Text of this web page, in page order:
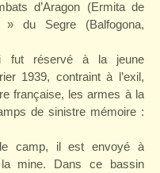
d’Aragon (Ermita de
du Segre (Balfogona,
fut réservé à la jeune
1939, contraint à l’exil,
française, les armes à la
de sinistre mémoire :
camp, il est envoyé à
mine. Dans ce bassin